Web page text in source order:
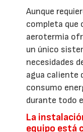
Aunque
completa que
aerotermia
un único
necesidades
agua caliente
consumo
durante todo
La
equipo está